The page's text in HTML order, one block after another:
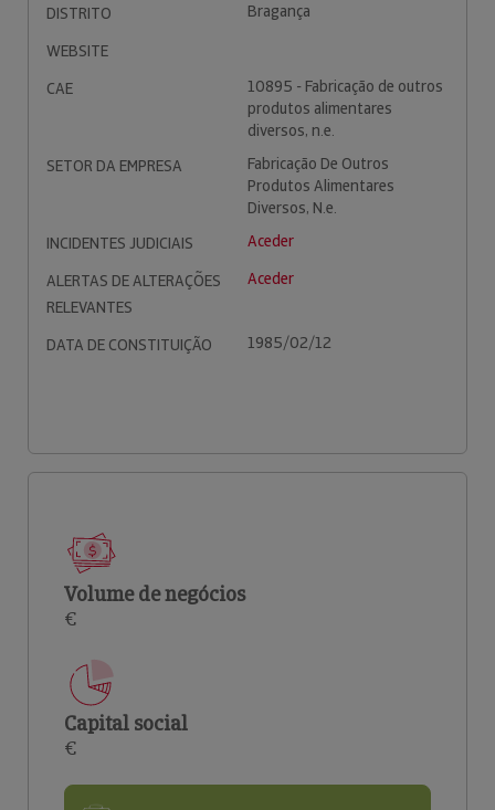
DISTRITO
Bragança
WEBSITE
CAE
10895 - Fabricação de outros
produtos alimentares
diversos, n.e.
SETOR DA EMPRESA
Fabricação De Outros
Produtos Alimentares
Diversos, N.e.
INCIDENTES JUDICIAIS
Aceder
ALERTAS DE ALTERAÇÕES
RELEVANTES
Aceder
DATA DE CONSTITUIÇÃO 1985/02/12
Volume de negócios
€
Capital social
€